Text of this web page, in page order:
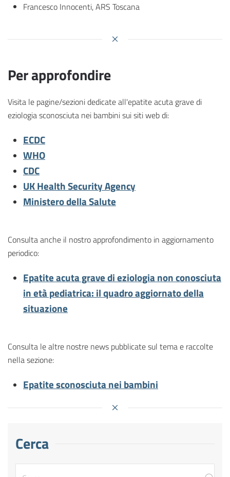
Francesco Innocenti, ARS Toscana
Per approfondire
Visita le pagine/sezioni dedicate all'epatite acuta grave di
eziologia sconosciuta nei bambini sui siti web di:
ECDC
WHO
CDC
UK Health Security Agency
Ministero della Salute
Consulta anche il nostro approfondimento in aggiornamento
periodico:
Epatite acuta grave di eziologia non conosciuta
in età pediatrica: il quadro aggiornato della
situazione
Consulta le altre nostre news pubblicate sul tema e raccolte
nella sezione:
Epatite sconosciuta nei bambini
Cerca